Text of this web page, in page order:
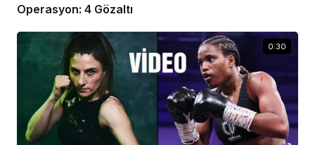
Operasyon: 4 Gözaltı
0:30